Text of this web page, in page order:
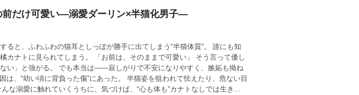
前だけ可愛い―溺愛ダーリン×半猫化男子―
ふわふわの猫耳としっぽが勝手に出てしまう“半猫体質”。 誰にも知
前は、そのままで可愛い」 そう言って優し
い」と強がる。 でも本当は――寂しがりで不安になりやすく、嫉妬も拗ね
傷”にあった。 半猫姿を狙われて怯えたり、危ない目
な溺愛に触れていくうちに、気づけば、“心も体も”カナトなしでは生きて